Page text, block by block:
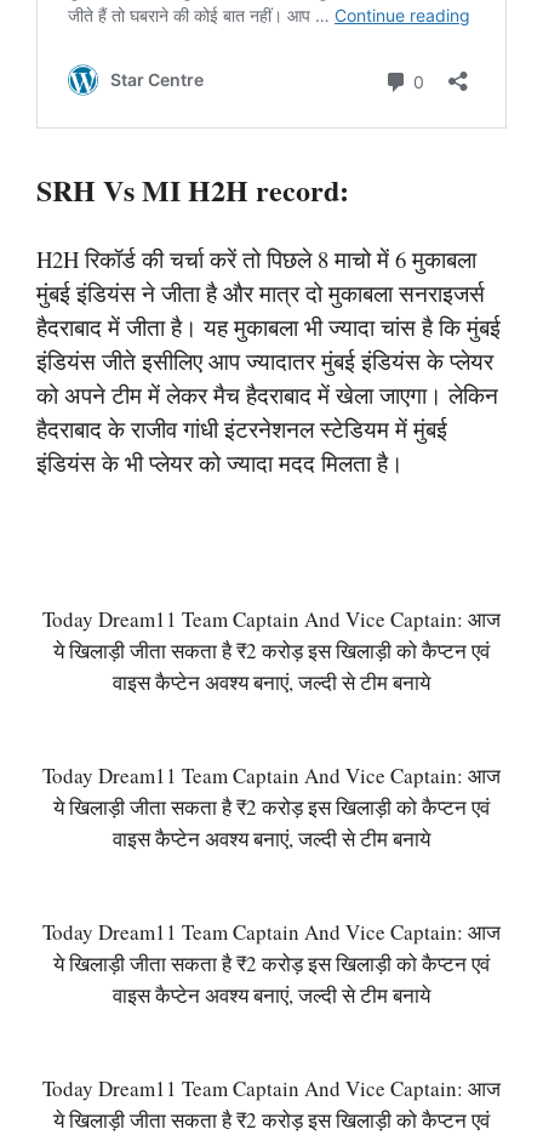
SRH Vs MI H2H record:
H2H रिकॉर्ड की चर्चा करें तो पिछले 8 माचो में 6 मुकाबला
मुंबई इंडियंस ने जीता है और मात्र दो मुकाबला सनराइजर्स
हैदराबाद में जीता है। यह मुकाबला भी ज्यादा चांस है कि मुंबई
इंडियंस जीते इसीलिए आप ज्यादातर मुंबई इंडियंस के प्लेयर
को अपने टीम में लेकर मैच हैदराबाद में खेला जाएगा। लेकिन
हैदराबाद के राजीव गांधी इंटरनेशनल स्टेडियम में मुंबई
इंडियंस के भी प्लेयर को ज्यादा मदद मिलता है।
Today Dream11 Team Captain And Vice Captain: आज
ये खिलाड़ी जीता सकता है ₹2 करोड़ इस खिलाड़ी को कैप्टन एवं
वाइस कैप्टेन अवश्य बनाएं, जल्दी से टीम बनाये
Today Dream11 Team Captain And Vice Captain: आज
ये खिलाड़ी जीता सकता है ₹2 करोड़ इस खिलाड़ी को कैप्टन एवं
वाइस कैप्टेन अवश्य बनाएं, जल्दी से टीम बनाये
Today Dream11 Team Captain And Vice Captain: आज
ये खिलाड़ी जीता सकता है ₹2 करोड़ इस खिलाड़ी को कैप्टन एवं
वाइस कैप्टेन अवश्य बनाएं, जल्दी से टीम बनाये
Today Dream11 Team Captain And Vice Captain: आज
ये खिलाड़ी जीता सकता है ₹2 करोड़ इस खिलाड़ी को कैप्टन एवं